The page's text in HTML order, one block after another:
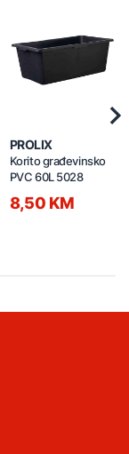
PROLIX
Korito građevinsko
PVC 60L 5028
8,50 KM